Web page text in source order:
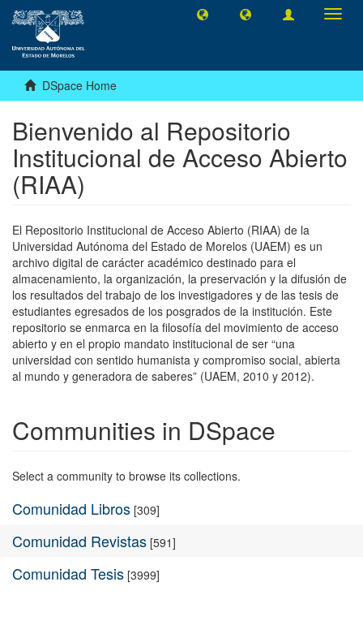
DSpace Home
Bienvenido al Repositorio
Institucional de Acceso Abierto
(RIAA)
El Repositorio Institucional de Acceso Abierto (RIAA) de la
Universidad Autónoma del Estado de Morelos (UAEM) es un
archivo digital de carácter académico destinado para el
almacenamiento, la organización, la preservación y la difusión de
los resultados del trabajo de los investigadores y de las tesis de
estudiantes egresados de los posgrados de la institución. Este
repositorio se enmarca en la filosofía del movimiento de acceso
abierto y en el propio mandato institucional de ser “una
universidad con sentido humanista y compromiso social, abierta
al mundo y generadora de saberes” (UAEM, 2010 y 2012).
Communities in DSpace
Select a community to browse its collections.
Comunidad Libros [309]
Comunidad Revistas [591]
Comunidad Tesis [3999]